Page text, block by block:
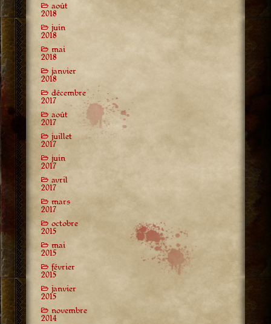
août
2018
juin
2018
mai
2018
janvier
2018
décembre
2017
août
2017
juillet
2017
juin
2017
avril
2017
mars
2017
octobre
2015
mai
2015
février
2015
janvier
2015
novembre
2014